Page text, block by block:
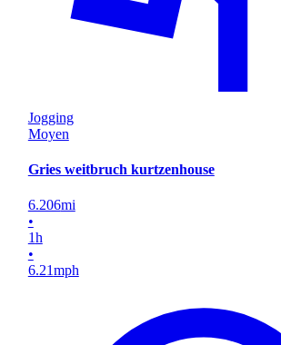
Jogging
Moyen
Gries weitbruch kurtzenhouse
6.206mi
•
1h
•
6.21mph